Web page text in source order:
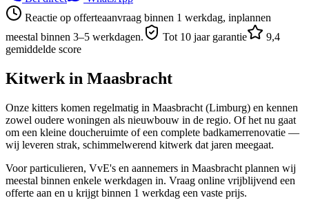
Reactie op offerteaanvraag binnen 1 werkdag, inplannen
meestal binnen 3–5 werkdagen.
Tot 10 jaar garantie
9,4
gemiddelde score
Kitwerk in Maasbracht
Onze kitters komen regelmatig in Maasbracht (Limburg) en kennen
zowel oudere woningen als nieuwbouw in de regio. Of het nu gaat
om een kleine doucheruimte of een complete badkamerrenovatie —
wij leveren strak, schimmelwerend kitwerk dat jaren meegaat.
Voor particulieren, VvE's en aannemers in Maasbracht plannen wij
meestal binnen enkele werkdagen in. Vraag online vrijblijvend een
offerte aan en u krijgt binnen 1 werkdag een vaste prijs.